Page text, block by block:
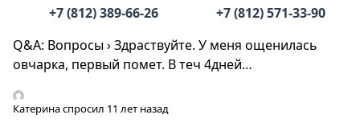
+7 (812) 389-66-26
+7 (812) 571-33-90
Q&A: Вопросы›Здраствуйте. У меня ощенилась
овчарка, первый помет. В теч 4дней…
Катеринаспросил 11 лет назад